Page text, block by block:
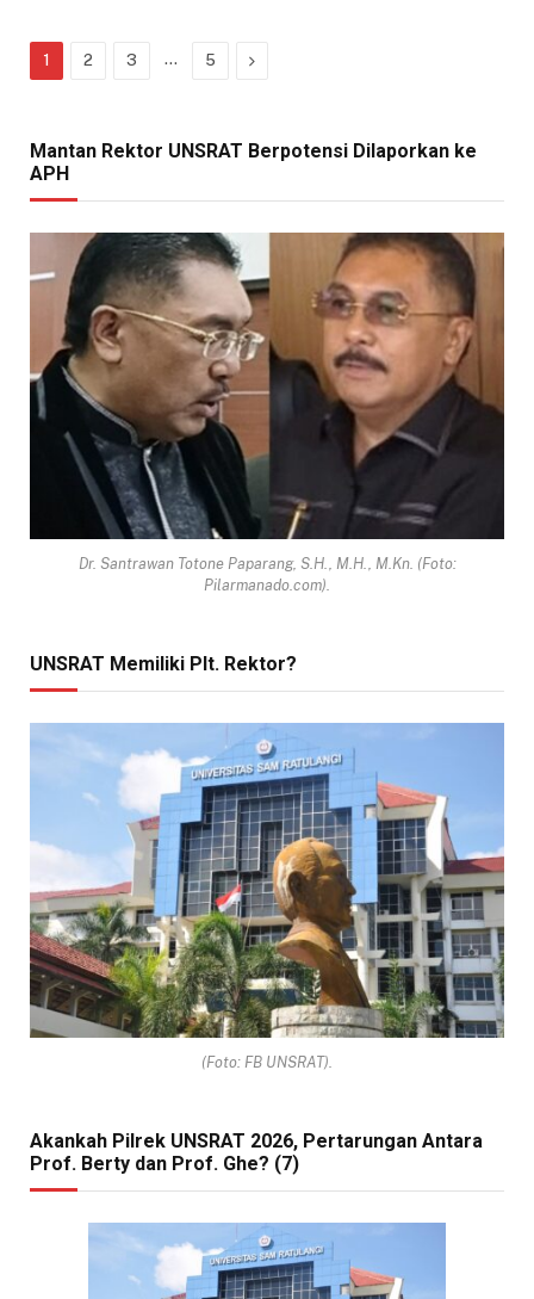
1 2 3 … 5 Next
Mantan Rektor UNSRAT Berpotensi Dilaporkan ke
APH
Dr. Santrawan Totone Paparang, S.H., M.H., M.Kn. (Foto:
Pilarmanado.com).
UNSRAT Memiliki Plt. Rektor?
(Foto: FB UNSRAT).
Akankah Pilrek UNSRAT 2026, Pertarungan Antara
Prof. Berty dan Prof. Ghe? (7)